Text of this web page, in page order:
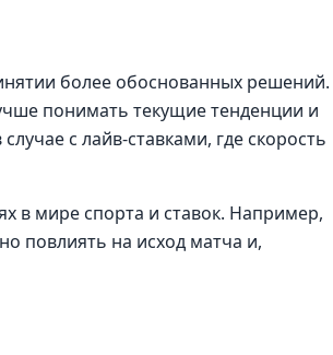
более обоснованных решений.
понимать текущие тенденции и
с лайв-ставками, где скорость
в мире спорта и ставок. Например,
повлиять на исход матча и,